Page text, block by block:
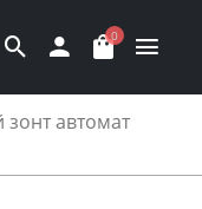
0
автомат